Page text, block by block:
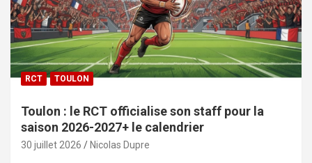
RCT TOULON
Toulon : le RCT officialise son staff pour la
saison 2026-2027+ le calendrier
30 juillet 2026 Nicolas Dupre